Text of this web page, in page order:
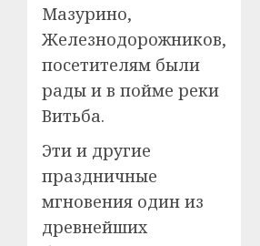
Мазурино,
Железнодорожников,
посетителям были
рады и в пойме реки
Витьба.
Эти и другие
праздничные
мгновения один из
древнейших